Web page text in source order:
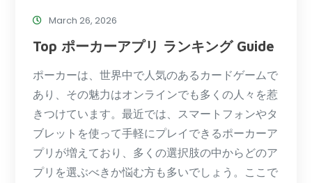
March 26, 2026
Top ポーカーアプリ ランキング Guide
ポーカーは、世界中で人気のあるカードゲームで
あり、その魅力はオンラインでも多くの人々を惹
きつけています。最近では、スマートフォンやタ
ブレットを使って手軽にプレイできるポーカーア
プリが増えており、多くの選択肢の中からどのア
プリを選ぶべきか悩む方も多いでしょう。ここで